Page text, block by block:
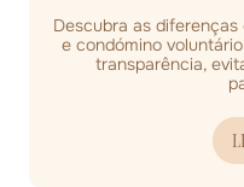
Descubra as
e condómino
transparência,